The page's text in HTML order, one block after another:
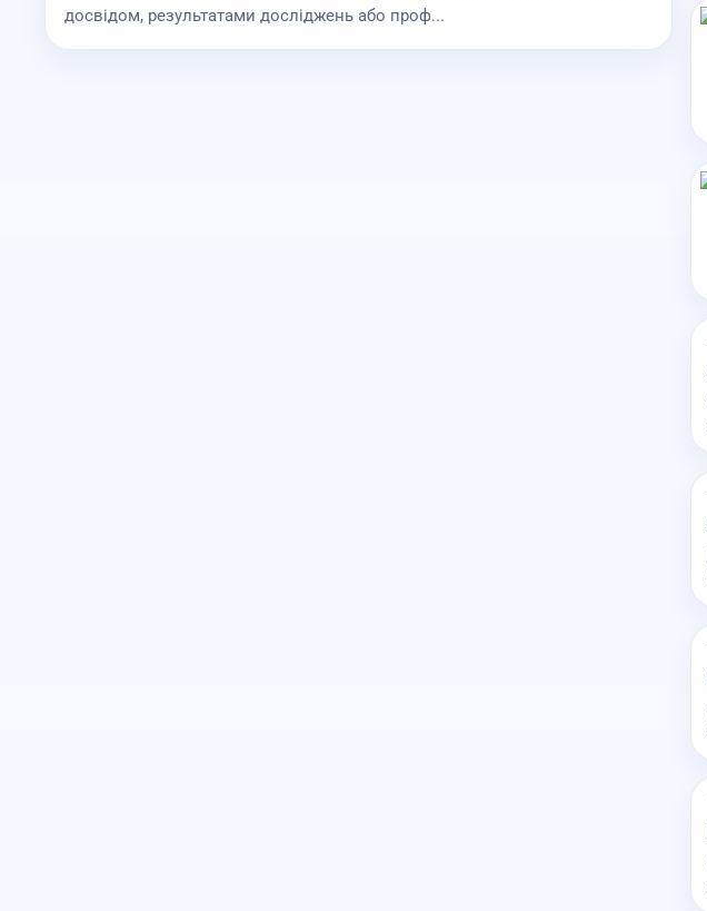
досвідом, результатами досліджень або проф...